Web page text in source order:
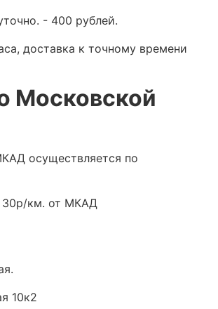
- 400 рублей.
доставка к точному времени
Московской
осуществляется по
30р/км. от МКАД
10к2